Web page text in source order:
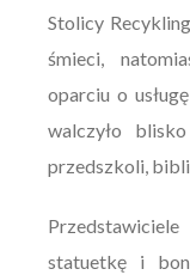
Stolicy
śmieci,
oparciu o
walczyło
przedszkoli,
statuetkę i